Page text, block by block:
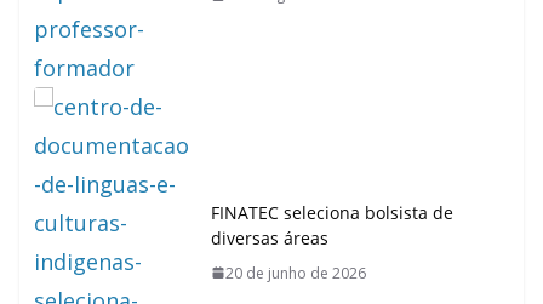
FINATEC seleciona bolsista de
diversas áreas
20 de junho de 2026